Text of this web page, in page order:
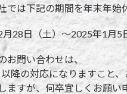
では下記の期間を年末年始
28日（土）～2025年1月5
お問い合わせは、
降の対応になりますこと、
ますが、何卒宜しくお願い